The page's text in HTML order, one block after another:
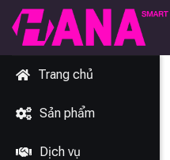
Chuyển
đến
dung
Trang chủ
Sản phẩm
Dịch vụ